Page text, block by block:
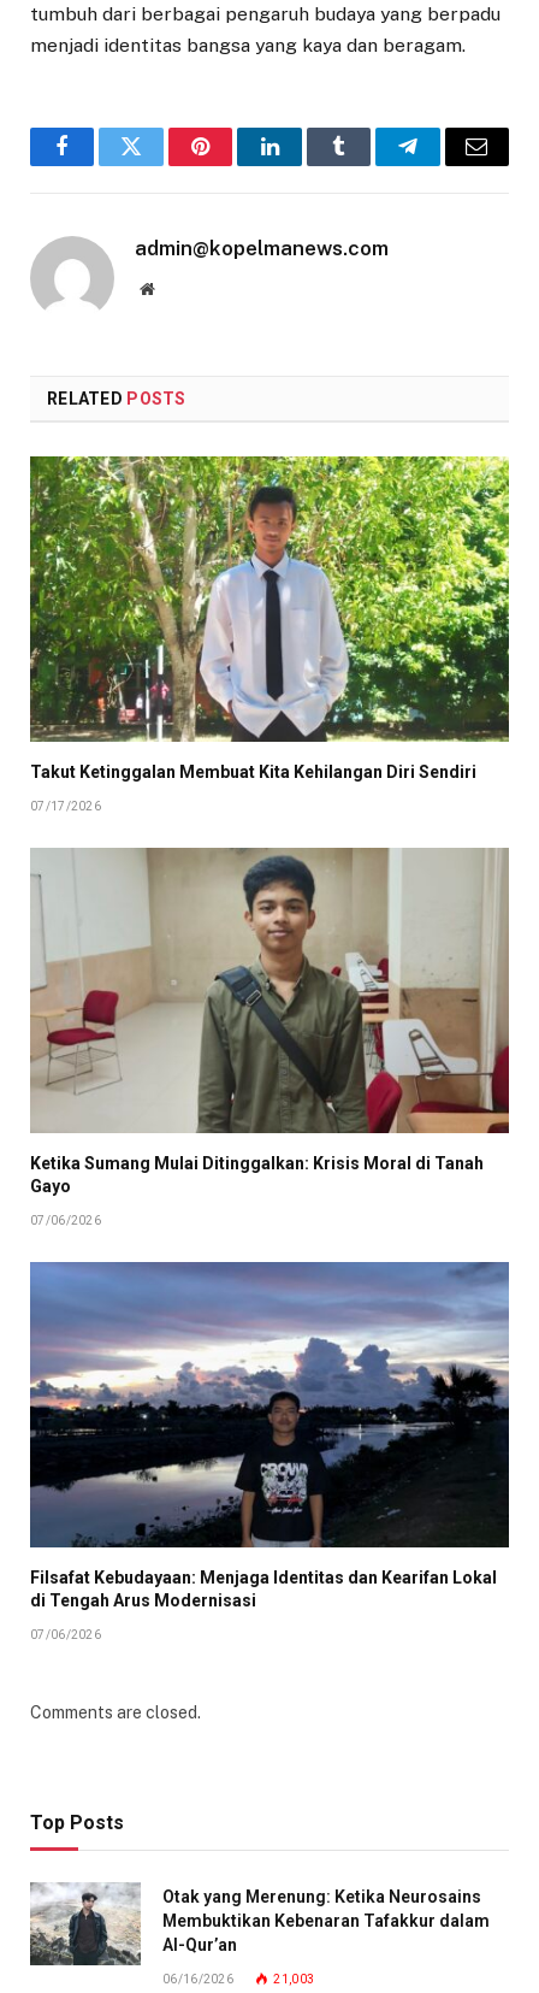
tumbuh dari berbagai pengaruh budaya yang berpadu
menjadi identitas bangsa yang kaya dan beragam.
FacebookTwitter PinterestLinkedInTumblr TelegramEmail
admin@kopelmanews.com
Website
RELATED POSTS
Takut Ketinggalan Membuat Kita Kehilangan Diri Sendiri
07/17/2026
Ketika Sumang Mulai Ditinggalkan: Krisis Moral di Tanah
Gayo
07/06/2026
Filsafat Kebudayaan: Menjaga Identitas dan Kearifan Lokal
di Tengah Arus Modernisasi
07/06/2026
Comments are closed.
Top Posts
Otak yang Merenung: Ketika Neurosains
Membuktikan Kebenaran Tafakkur dalam
Al-Qur’an
06/16/2026 21,003